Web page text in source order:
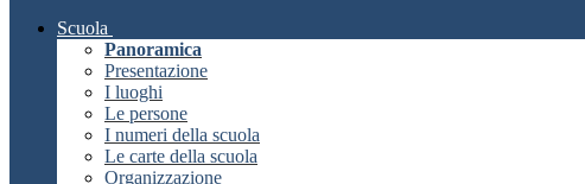
Scuola
Panoramica
Presentazione
I luoghi
Le persone
I numeri della scuola
Le carte della scuola
Organizzazione